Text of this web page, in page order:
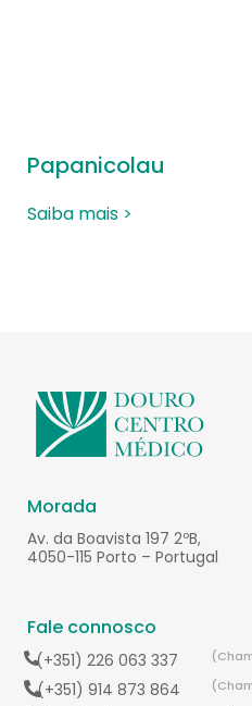
Papanicolau
Saiba mais >
Morada
Av. da Boavista 197 2ºB,
4050-115 Porto – Portugal
Fale connosco
(+351) 226 063 337
(+351) 914 873 864